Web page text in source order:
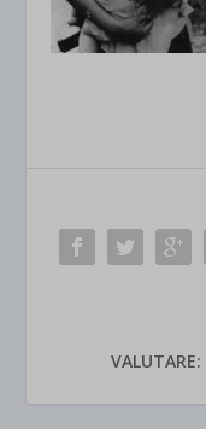
VALUTARE: